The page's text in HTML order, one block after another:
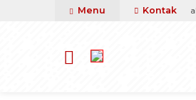
kami pasti berikan yang terbaik & termurah,
Menu Kontak